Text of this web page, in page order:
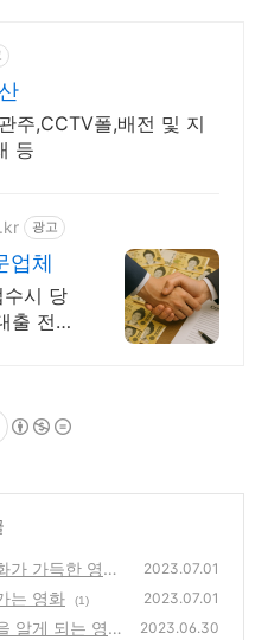
주,CCTV폴,배전 및 지
등
광고
업체
수시 당
출 전문
가 가득한 영화 2023.07.01
는 영화 (1) 2023.07.01
알게 되는 영화 2023.06.30